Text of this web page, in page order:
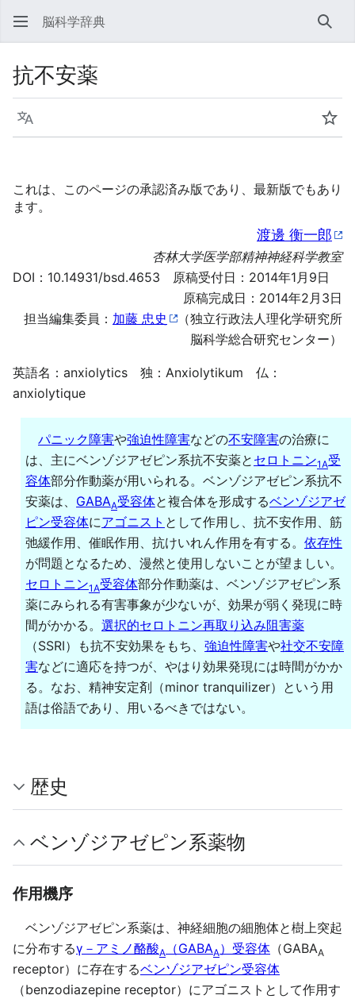
脳科学辞典 検索
抗不安薬
言語 ウ
これは、このページの承認済み版であり、最新版でもあり
ます。
渡邊 衡一郎
杏林大学医学部精神神経科学教室
DOI： 10.14931/bsd.4653 原稿受付日：2014年1月9日
原稿完成日：2014年2月3日
担当編集委員： 加藤 忠史
（独立行政法人理化学研究所
脳科学総合研究センター）
英語名：anxiolytics 独：Anxiolytikum 仏：
anxiolytique
パニック障害や強迫性障害などの不安障害の治療に
は、主にベンゾジアゼピン系抗不安薬と セロトニン1A受
容体部分作動薬が用いられる。ベンゾジアゼピン系抗不
安薬は、 GABAA受容体と複合体を形成するベンゾジアゼ
ピン受容体にアゴニスト として作用し、抗不安作用、筋
弛緩作用、催眠作用、抗けいれん作用を有する。 依存性
が問題となるため、漫然と使用しないことが望ましい。
セロトニン1A受容体部分作動薬は、ベンゾジアゼピン系
薬にみられる有害事象が少ないが、効果が弱く発現に時
間がかかる。 選択的セロトニン再取り込み阻害薬
（SSRI）も抗不安効果をもち、 強迫性障害や社交不安障
害などに適応を持つが、やはり効果発現には時間がかか
る。なお、精神安定剤（minor tranquilizer）という用
語は俗語であり、用いるべきではない。
歴史
ベンゾジアゼピン系薬物
作用機序
ベンゾジアゼピン系薬は、神経細胞の細胞体と樹上突起
に分布するγ－アミノ酪酸A （GABAA）受容体 （GABAA
receptor）に存在するベンゾジアゼピン受容体
（benzodiazepine receptor）にアゴニストとして作用す